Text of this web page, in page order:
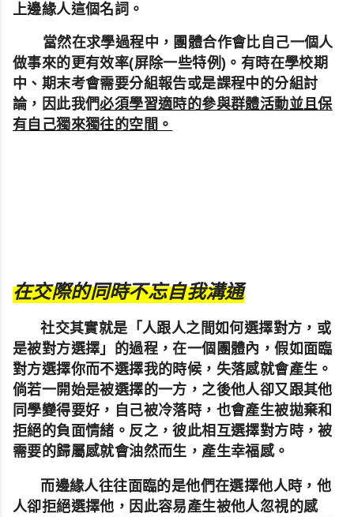
上邊緣人這個名詞。
當然在求學過程中，團體合作會比自己一個人
做事來的更有效率(屏除一些特例)。有時在學校期
中、期末考會需要分組報告或是課程中的分組討
論，因此我們必須學習適時的參與群體活動並且保
有自己獨來獨往的空間。
在交際的同時不忘自我溝通
社交其實就是「人跟人之間如何選擇對方，或
是被對方選擇」的過程，在一個團體內，假如面臨
對方選擇你而不選擇我的時候，失落感就會產生。
倘若一開始是被選擇的一方，之後他人卻又跟其他
同學變得要好，自己被冷落時，也會產生被拋棄和
拒絕的負面情緒。反之，彼此相互選擇對方時，被
需要的歸屬感就會油然而生，產生幸福感。
而邊緣人往往面臨的是他們在選擇他人時，他
人卻拒絕選擇他，因此容易產生被他人忽視的感